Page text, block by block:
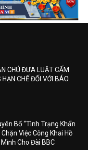
CHỦ ĐƯA LUẬT CẤM
HẠN CHẾ ĐỐI VỚI BÁO
Bố “Tình Trạng Khẩn
Việc Công Khai Hồ
Cho Đài BBC